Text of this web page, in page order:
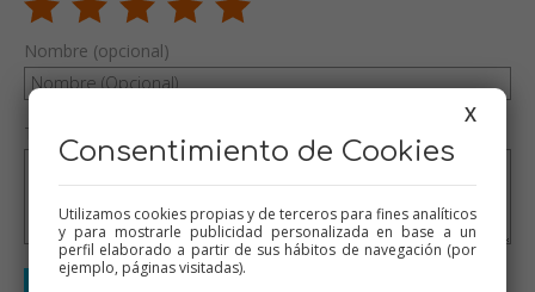
Nombre (opcional)
Tu valoración (opcional)
X
Consentimiento de Cookies
Utilizamos cookies propias y de terceros para fines analíticos
y para mostrarle publicidad personalizada en base a un
perfil elaborado a partir de sus hábitos de navegación (por
ejemplo, páginas visitadas).